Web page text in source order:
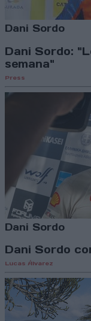
Dani Sordo
Dani Sordo:
semana"
Press
Dani Sordo
Dani Sordo
Lucas Álvarez